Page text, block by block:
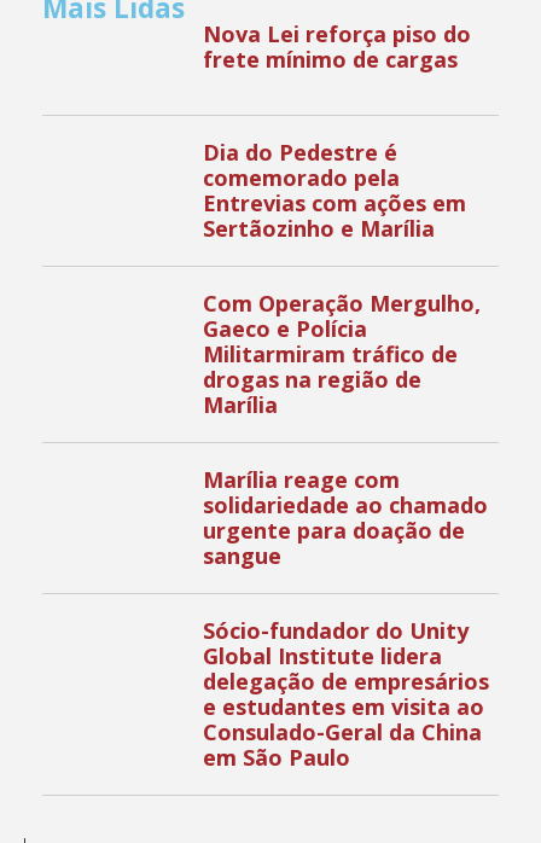
Mais Lidas
Nova Lei reforça piso do
frete mínimo de cargas
Dia do Pedestre é
comemorado pela
Entrevias com ações em
Sertãozinho e Marília
Com Operação Mergulho,
Gaeco e Polícia
Militarmiram tráfico de
drogas na região de
Marília
Marília reage com
solidariedade ao chamado
urgente para doação de
sangue
Sócio-fundador do Unity
Global Institute lidera
delegação de empresários
e estudantes em visita ao
Consulado-Geral da China
em São Paulo